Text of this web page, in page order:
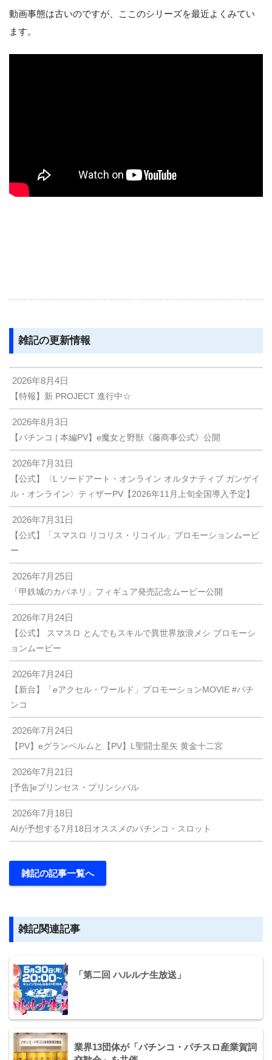
動画事態は古いのですが、ここのシリーズを最近よくみてい
ます。
雑記の更新情報
2026年8月4日
【特報】新 PROJECT 進行中☆
2026年8月3日
【パチンコ | 本編PV】e魔女と野獣《藤商事公式》公開
2026年7月31日
【公式】〈L ソードアート・オンライン オルタナティブ ガンゲイ
ル・オンライン〉ティザーPV【2026年11月上旬全国導入予定】
2026年7月31日
【公式】「スマスロ リコリス・リコイル」プロモーションムービ
ー
2026年7月25日
「甲鉄城のカバネリ」フィギュア発売記念ムービー公開
2026年7月24日
【公式】 スマスロ とんでもスキルで異世界放浪メシ プロモーシ
ョンムービー
2026年7月24日
【新台】「eアクセル・ワールド」プロモーションMOVIE #パチ
ンコ
2026年7月24日
【PV】eグランベルムと【PV】L聖闘士星矢 黄金十二宮
2026年7月21日
[予告]eプリンセス・プリンシパル
2026年7月18日
AIが予想する7月18日オススメのパチンコ・スロット
雑記の記事一覧へ
雑記関連記事
「第二回 ハルルナ生放送」
業界13団体が「パチンコ・パチスロ産業賀詞